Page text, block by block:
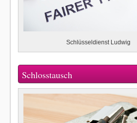
Schlüsseldienst Ludwig
Schlosstausch